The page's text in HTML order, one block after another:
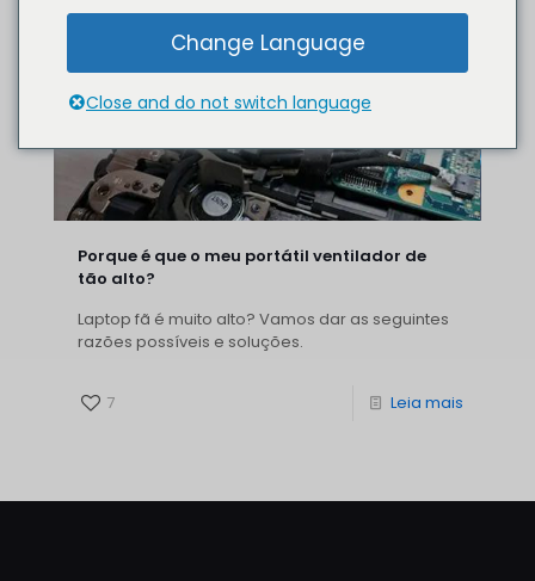
Porque é que o meu portátil ventilador de
tão alto?
Laptop fã é muito alto? Vamos dar as seguintes
razões possíveis e soluções.
7 Leia mais
Change Language
Close and do not switch language